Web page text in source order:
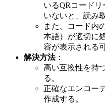
いるQRコード
いないと、読み
また、コード内
本語）が適切に
容が表示される
解決方法：
高い互換性を持
る。
正確なエンコー
作成する。